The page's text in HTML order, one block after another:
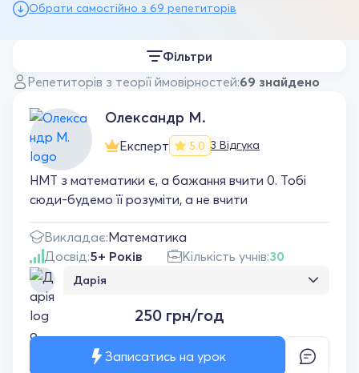
Обрати самостійно з 69 репетиторів
Репетиторів з теорії ймовірностей:69 знайдено
Фільтри
Олександр М.
Експерт 5.0 3 Відгука
НМТ з математики є, а бажання вчити 0. Тобі
сюди-будемо її розуміти, а не вчити
Викладає:Математика
Досвід:5+ Років Кількість учнів:30
Дарія
математики! Пояснює матеріал зрозуміло,
стають логічними та простими. Завжди
уважно ставиться до учня, підтримує і
250 грн/год
Записатись на урок